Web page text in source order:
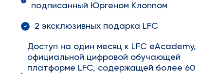
подписанный Юргеном Клоппом
2 эксклюзивных подарка LFC
Доступ на один месяц к LFC eAcademy,
официальной цифровой обучающей
платформе LFC, содержащей более 60